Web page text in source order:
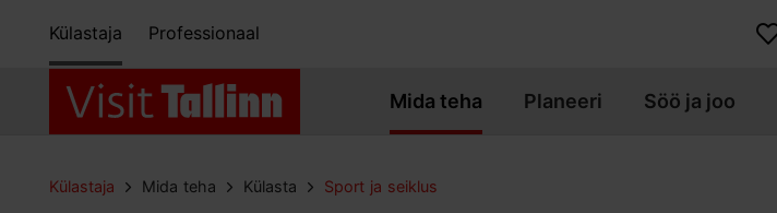
Külastaja Professionaal
Mida teha Planeeri Söö ja joo
Külastaja Mida teha Külasta Sport ja seiklus